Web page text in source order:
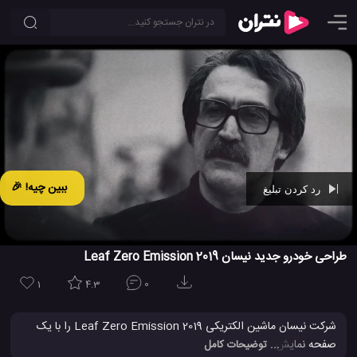
ببین چیه! 🎉
00:29
طراحی خودرو جدید نیسان 2019 Leaf Zero Emission
1 4.3 0
شرکت نیسان ماشین الکتریکی 2019 Leaf Zero Emission را با یک
صفحه نمایش لمسی عالی و یک محدوده شارژ مناسب برای رانندگی
... توضیحات کامل